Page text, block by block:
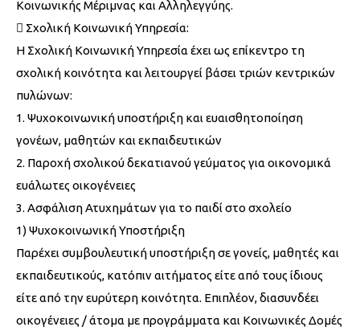
Κοινωνικής Μέριμνας και Αλληλεγγύης.
 Σχολική Κοινωνική Υπηρεσία:
Η Σχολική Κοινωνική Υπηρεσία έχει ως επίκεντρο τη
σχολική κοινότητα και λειτουργεί βάσει τριών κεντρικών
πυλώνων:
1. Ψυχοκοινωνική υποστήριξη και ευαισθητοποίηση
γονέων, μαθητών και εκπαιδευτικών
2. Παροχή σχολικού δεκατιανού γεύματος για οικονομικά
ευάλωτες οικογένειες
3. Ασφάλιση Ατυχημάτων για το παιδί στο σχολείο
1) Ψυχοκοινωνική Υποστήριξη
Παρέχει συμβουλευτική υποστήριξη σε γονείς, μαθητές και
εκπαιδευτικούς, κατόπιν αιτήματος είτε από τους ίδιους
είτε από την ευρύτερη κοινότητα. Επιπλέον, διασυνδέει
οικογένειες / άτομα με προγράμματα και Κοινωνικές Δομές